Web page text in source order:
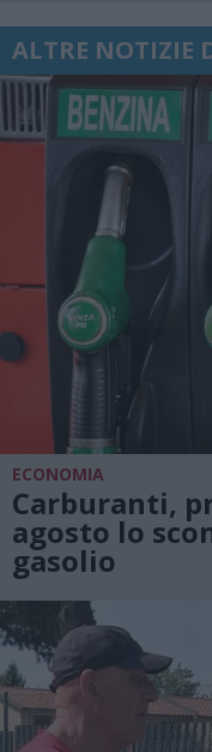
ALTRE NOTIZIE
ECONOMIA
Carburanti,
agosto lo
gasolio